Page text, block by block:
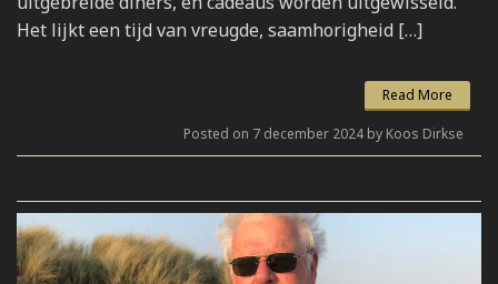
Het lijkt een tijd van vreugde, saamhorigheid […]
Read More
Posted on 7 december 2024 by Koos Dirkse